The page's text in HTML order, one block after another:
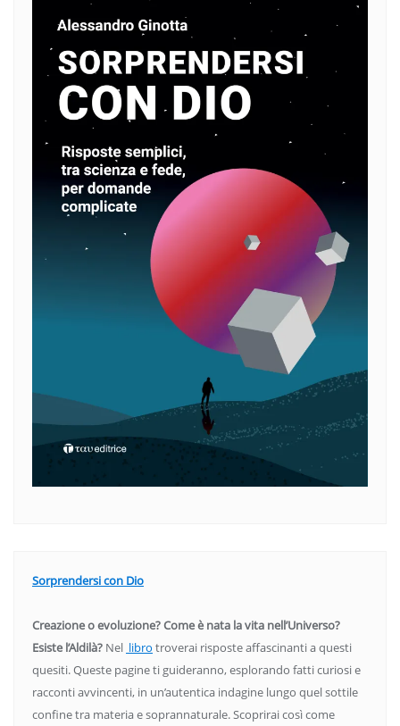
Sorprendersi con Dio
Creazione o evoluzione? Come è nata la vita nell’Universo?
Esiste l’Aldilà? Nel libro troverai risposte affascinanti a questi
quesiti. Queste pagine ti guideranno, esplorando fatti curiosi e
racconti avvincenti, in un’autentica indagine lungo quel sottile
confine tra materia e soprannaturale. Scoprirai così come